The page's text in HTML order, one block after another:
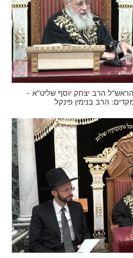
הרב יצחק יוסף שליט"א -
הרב בנימין פינקל